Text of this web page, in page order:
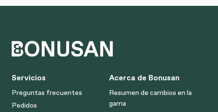
Servicios
Preguntas frecuentes
Pedidos
Acerca de Bonusan
Resumen de cambios en la
gama